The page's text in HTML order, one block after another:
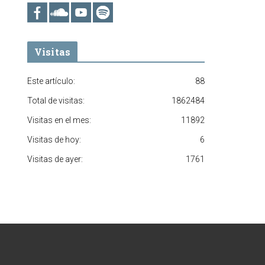
Visitas
88
Este artículo:
1862484
Total de visitas:
11892
Visitas en el mes:
6
Visitas de hoy:
1761
Visitas de ayer: